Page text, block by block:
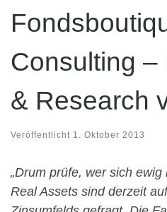
Consulting
& Research
Veröffentlicht 1. Oktober 2013
„Drum prüfe, wer sich
Real Assets sind derzeit